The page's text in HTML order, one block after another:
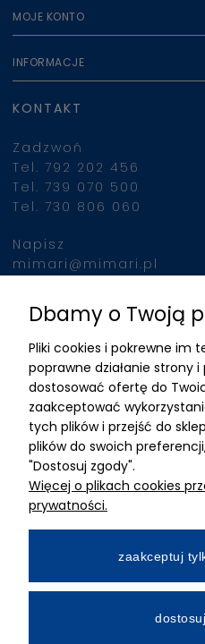
MOJE KONTO
INFORMACJE
KONTAKT
Zadzwoń
Tel. 792 202 456
Tel. 739 070 500
Tel. 730 806 060
Napisz
mimari@mimari.pl
Znajdziesz nas
ADRES
MIMARI sp z o.o.
ul. Kurkowa 12
50-210 Wrocław
Dane rejestracyjne
NIP:8982325327
Wpłacony w całości
Numer konta
Dbamy o Twoją
Pliki cookies i pokrewne im
poprawne działanie strony
dostosować ofertę do
zaakceptować
tych plików i przejść do
plików do swoich
"Dostosuj zgody".
Więcej o plikach cookies
prywatności.
zaakceptuj